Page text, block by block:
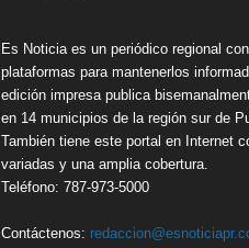
Es Noticia es un periódico regional
plataformas para mantenerlos
edición impresa publica
en 14 municipios de la región sur de
También tiene este portal en Internet
variadas y una amplia cobertura.
Teléfono: 787-973-5000
Contáctenos: